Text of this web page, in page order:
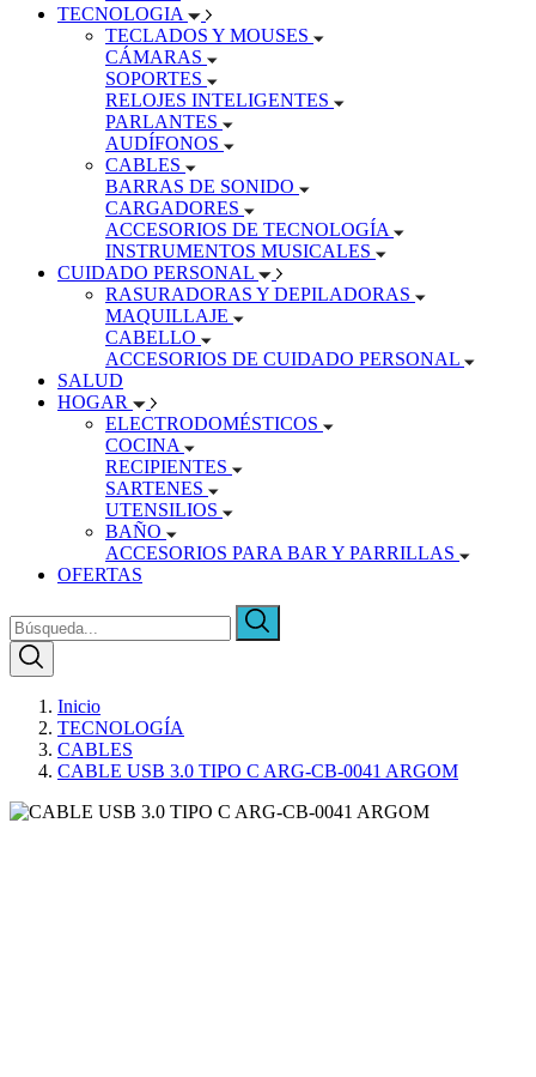
TECNOLOGIA
TECLADOS Y MOUSES
CÁMARAS
SOPORTES
RELOJES INTELIGENTES
PARLANTES
AUDÍFONOS
CABLES
BARRAS DE SONIDO
CARGADORES
ACCESORIOS DE TECNOLOGÍA
INSTRUMENTOS MUSICALES
CUIDADO PERSONAL
RASURADORAS Y DEPILADORAS
MAQUILLAJE
CABELLO
ACCESORIOS DE CUIDADO PERSONAL
SALUD
HOGAR
ELECTRODOMÉSTICOS
COCINA
RECIPIENTES
SARTENES
UTENSILIOS
BAÑO
ACCESORIOS PARA BAR Y PARRILLAS
OFERTAS
Inicio
TECNOLOGÍA
CABLES
CABLE USB 3.0 TIPO C ARG-CB-0041 ARGOM